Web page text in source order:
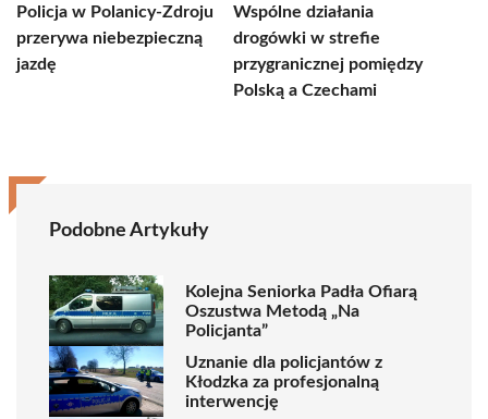
Policja w Polanicy-Zdroju
przerywa niebezpieczną
jazdę
Wspólne działania
drogówki w strefie
przygranicznej pomiędzy
Polską a Czechami
Podobne Artykuły
Kolejna Seniorka Padła Ofiarą
Oszustwa Metodą „Na
Policjanta”
Uznanie dla policjantów z
Kłodzka za profesjonalną
interwencję